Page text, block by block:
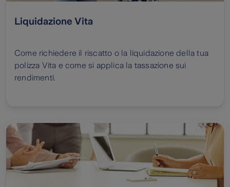
Liquidazione Vita
Come richiedere il riscatto o la liquidazione della tua
polizza Vita e come si applica la tassazione sui
rendimenti.